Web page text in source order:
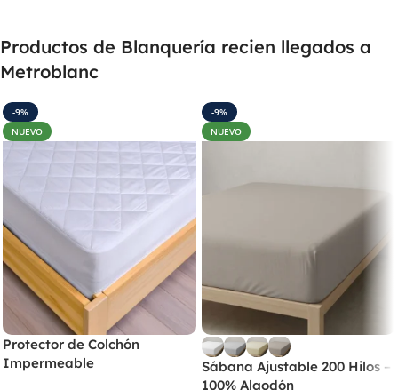
Productos de Blanquería recien llegados a
Metroblanc
-9%
NUEVO
Protector de Colchón
Impermeable
-9%
NUEVO
Sábana Ajustable 200 Hilos –
100% Algodón